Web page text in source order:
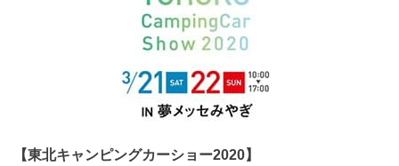
【東北キャンピングカーショー2020】